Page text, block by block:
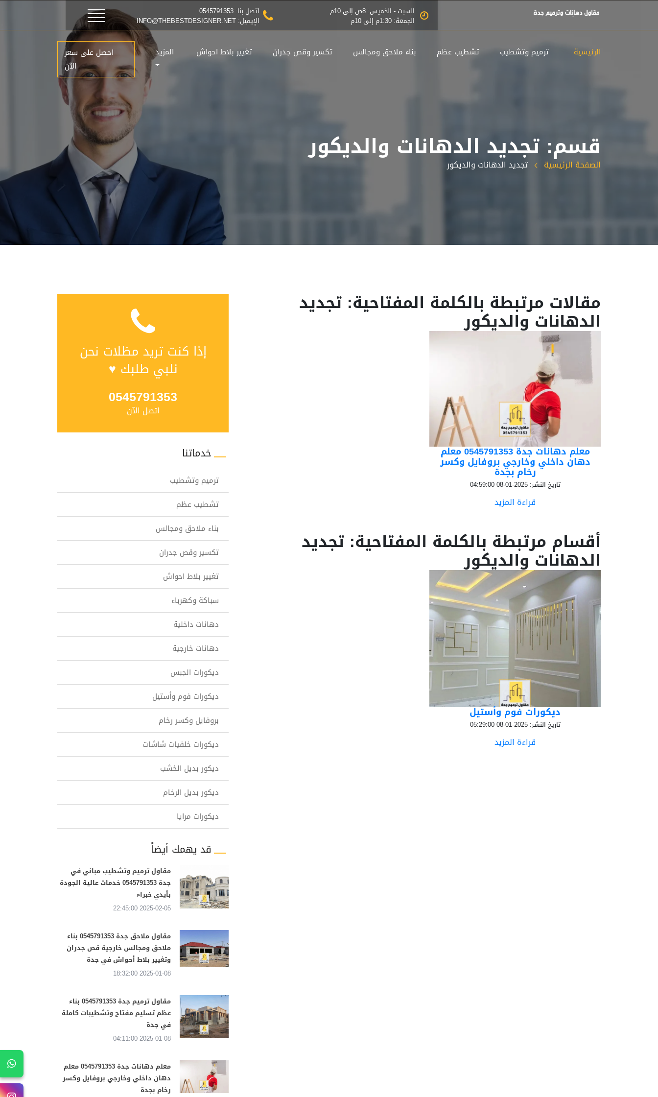
السبت - الخميس: 8ص إلى 10م
الجمعة: 1:30م إلى 10م
اتصل بنا: 0545791353
الإيميل: INFO@THEBESTDESIGNER.NET
الرئيسية ترميم وتشطيب تشطيب عظم بناء ملاحق ومجالس تكسير وقص جدران تغيير بلاط احواش المزيد
احصل على سعر
الآن
قسم: تجديد الدهانات والديكور
الصفحة الرئيسية تجديد الدهانات والديكور
مقالات مرتبطة بالكلمة المفتاحية: تجديد
الدهانات والديكور
معلم دهانات جدة 0545791353 معلم
دهان داخلي وخارجي بروفايل وكسر
رخام بجدة
تاريخ النشر: 2025-01-08 04:59:00
قراءة المزيد
أقسام مرتبطة بالكلمة المفتاحية: تجديد
الدهانات والديكور
ديكورات فوم وأستيل
تاريخ النشر: 2025-01-08 05:29:00
قراءة المزيد
إذا كنت تريد مظلات نحن
نلبي طلبك ♥
0545791353
اتصل الآن
خدماتنا
ترميم وتشطيب
تشطيب عظم
بناء ملاحق ومجالس
تكسير وقص جدران
تغيير بلاط احواش
سباكة وكهرباء
دهانات داخلية
دهانات خارجية
ديكورات الجبس
ديكورات فوم وأستيل
بروفايل وكسر رخام
ديكورات خلفيات شاشات
ديكور بديل الخشب
ديكور بديل الرخام
ديكورات مرايا
قد يهمك أيضاً
مقاول ترميم وتشطيب مباني في
جدة 0545791353 خدمات عالية الجودة
بأيدي خبراء
2025-02-05 22:45:00
مقاول ملاحق جدة 0545791353 بناء
ملاحق ومجالس خارجية قص جدران
وتغيير بلاط أحواش في جدة
2025-01-08 18:32:00
مقاول ترميم جدة 0545791353 بناء
عظم تسليم مفتاح وتشطيبات كاملة
في جدة
2025-01-08 04:11:00
معلم دهانات جدة 0545791353 معلم
دهان داخلي وخارجي بروفايل وكسر
رخام بجدة